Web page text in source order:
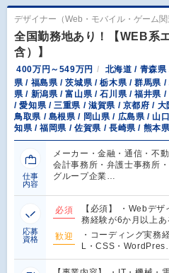
デザイナー（Web・モバイル・ゲーム関
全国勤務地あり！【WEB系
含）】
400万円～549万円
北海道 / 青森
県 / 福島県 / 茨城県 / 栃木県 / 群馬県
県 / 新潟県 / 富山県 / 石川県 / 福井県
/ 愛知県 / 三重県 / 滋賀県 / 京都府 /
鳥取県 / 島根県 / 岡山県 / 広島県 / 山
知県 / 福岡県 / 佐賀県 / 長崎県 / 熊本
仕事
内容
メーカー・金融・通信・不
会計事務所・弁護士事務所
グループ企業…
応募
資格
必須
【必須】 ・Webデ
務経験が6か月以上
歓迎
・コーディング実務
L・CSS・